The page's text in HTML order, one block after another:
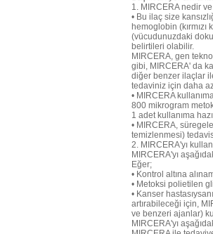
1. MIRCERA nedir
• Bu ilaç size
hemoglobin
(vücudunuzdaki
belirtileri olabilir.
MIRCERA, gen
gibi, MIRCERA' da
diğer benzer ilaçlar
tedaviniz için daha
• MIRCERA
800 mikrogram
1 adet kullanıma
• MIRCERA,
temizlenmesi)
2. MIRCERA'yı
MIRCERA'yı
Eğer;
• Kontrol altına
• Metoksi polietilen
• Kanser
artırabileceği için,
ve benzeri ajanlar)
MIRCERA'yı